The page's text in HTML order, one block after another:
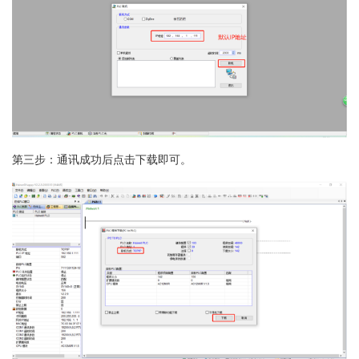
第三步：通讯成功后点击下载即可。